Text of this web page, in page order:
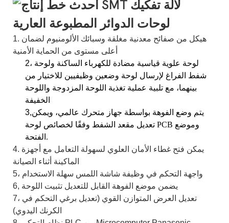
1. هيكل من صفائح معدنية مغلقة وسبائك الألومنيوم لضمان
أعلى مستوى من الحماية الأمنية
2، لوحة علوية قياسية مضادة للكهرباء الساكنة ولوحة
شفط الفراغ لإرسال لوحة وضعين وظيفيين للاختيار من
بينهما، مع تلبية عملية تغذية اللوحة المزدوجة واللوحة
الخفيفة
3,يتم وضع الفوهة بواسطة جهاز متحرك عالمي، ويمكن
تعديل مقعد الشفط وفقًا لخصائص لوحة PCB وموضع
الفتحة.
4. يمكن فتح غطاء الأمان العلوي لسهولة التعامل مع أجهزة
الماكينة أثناء الصيانة
5، واجهة التحكم في وظيفة شاشة اللمس سهلة الاستخدام
6, يضمن موضع الفوهة القابل للتعديل تثبيت اللوحة
7، تعديل العرض المتوازن القوي (تعديل برغي التحكم في
الكرنك اليدوي)